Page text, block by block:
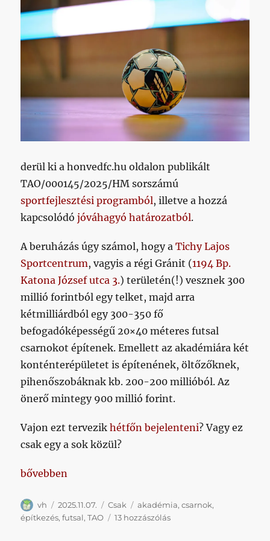
derül ki a honvedfc.hu oldalon publikált
TAO/000145/2025/HM sorszámú
sportfejlesztési programból, illetve a hozzá
kapcsolódójóváhagyó határozatból.
A beruházás úgy számol, hogy aTichy Lajos
Sportcentrum, vagyis a régi Gránit (1194 Bp.
Katona József utca 3.) területén(!) vesznek 300
millió forintból egy telket, majd arra
kétmilliárdból egy 300-350 fő
befogadóképességű 20×40 méteres futsal
csarnokot építenek. Emellett az akadémiára két
konténterépületet is építenének, öltőzőknek,
pihenőszobáknak kb. 200-200 millióból. Az
önerő mintegy 900 millió forint.
Vajon ezt tervezikhétfőn bejelenteni? Vagy ez
csak egy a sok közül?
„Mintegy kétmillárd forintnyi TAO-t ítéltek meg a
bővebben
Szerző
vh Közzétéve
2025.11.07. Kategória
Csak Címke
akadémia,csarnok,
építkezés,futsal,TAO 13 hozzászólásMintegy